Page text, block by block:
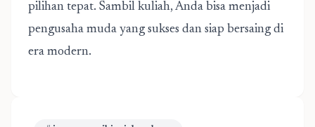
pilihan tepat. Sambil kuliah, Anda bisa menjadi
pengusaha muda yang sukses dan siap bersaing di
era modern.